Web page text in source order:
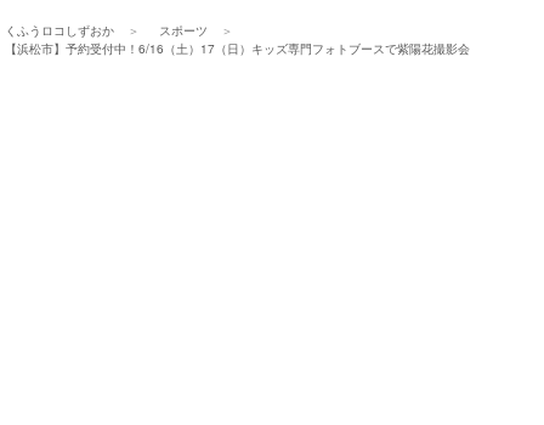
くふうロコしずおか
スポーツ
【浜松市】予約受付中！6/16（土）17（日）キッズ専門フォトブースで紫陽花撮影会